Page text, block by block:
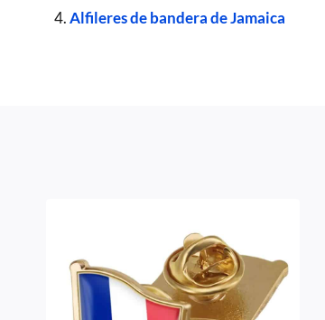
Alfileres de bandera de Jamaica